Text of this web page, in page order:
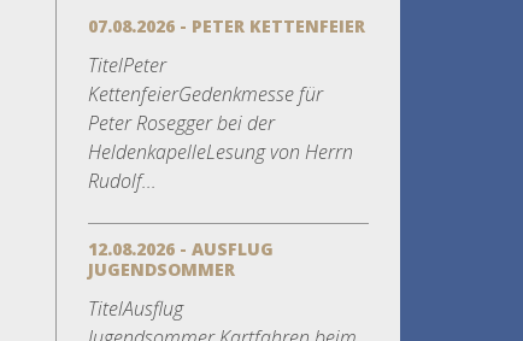
07.08.2026 - PETER KETTENFEIER
TitelPeter
KettenfeierGedenkmesse für
Peter Rosegger bei der
HeldenkapelleLesung von Herrn
Rudolf...
12.08.2026 - AUSFLUG
JUGENDSOMMER
TitelAusflug